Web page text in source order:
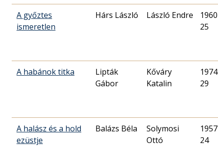
A győztes
ismeretlen
Hárs László László Endre
25
A habánok titka
Lipták
Gábor
Kőváry
Katalin
29
A halász és a hold
ezüstje
Balázs Béla
Solymosi
Ottó
24